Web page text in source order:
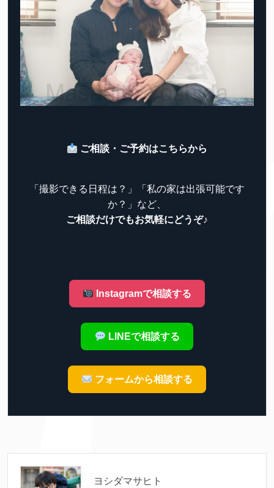
ご相談・ご予約はこちらから
「撮影できる日程は？」「私の家は出張可能です
か？」など、
ご相談だけでもお気軽にどうぞ♪
Instagramで相談する
LINEで相談する
フォームから相談する
ヨシダマサヒト